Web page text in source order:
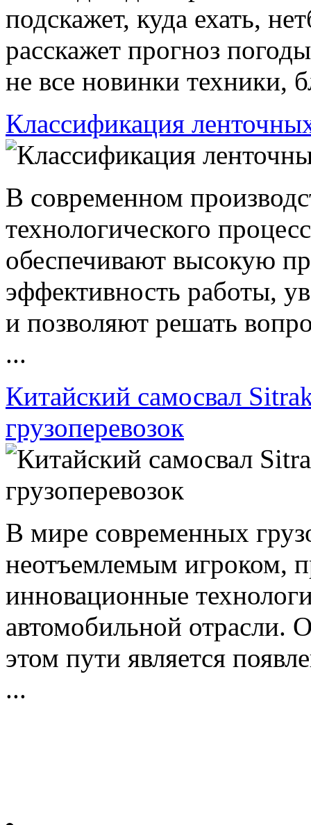
подскажет, куда ехать,
расскажет прогноз
не все новинки техники,
Классификация
В современном
технологического
обеспечивают высокую
эффективность работы,
и позволяют решать
...
Китайский самосвал
грузоперевозок
В мире современных
неотъемлемым игроком,
инновационные
автомобильной отрасли.
этом пути является
...